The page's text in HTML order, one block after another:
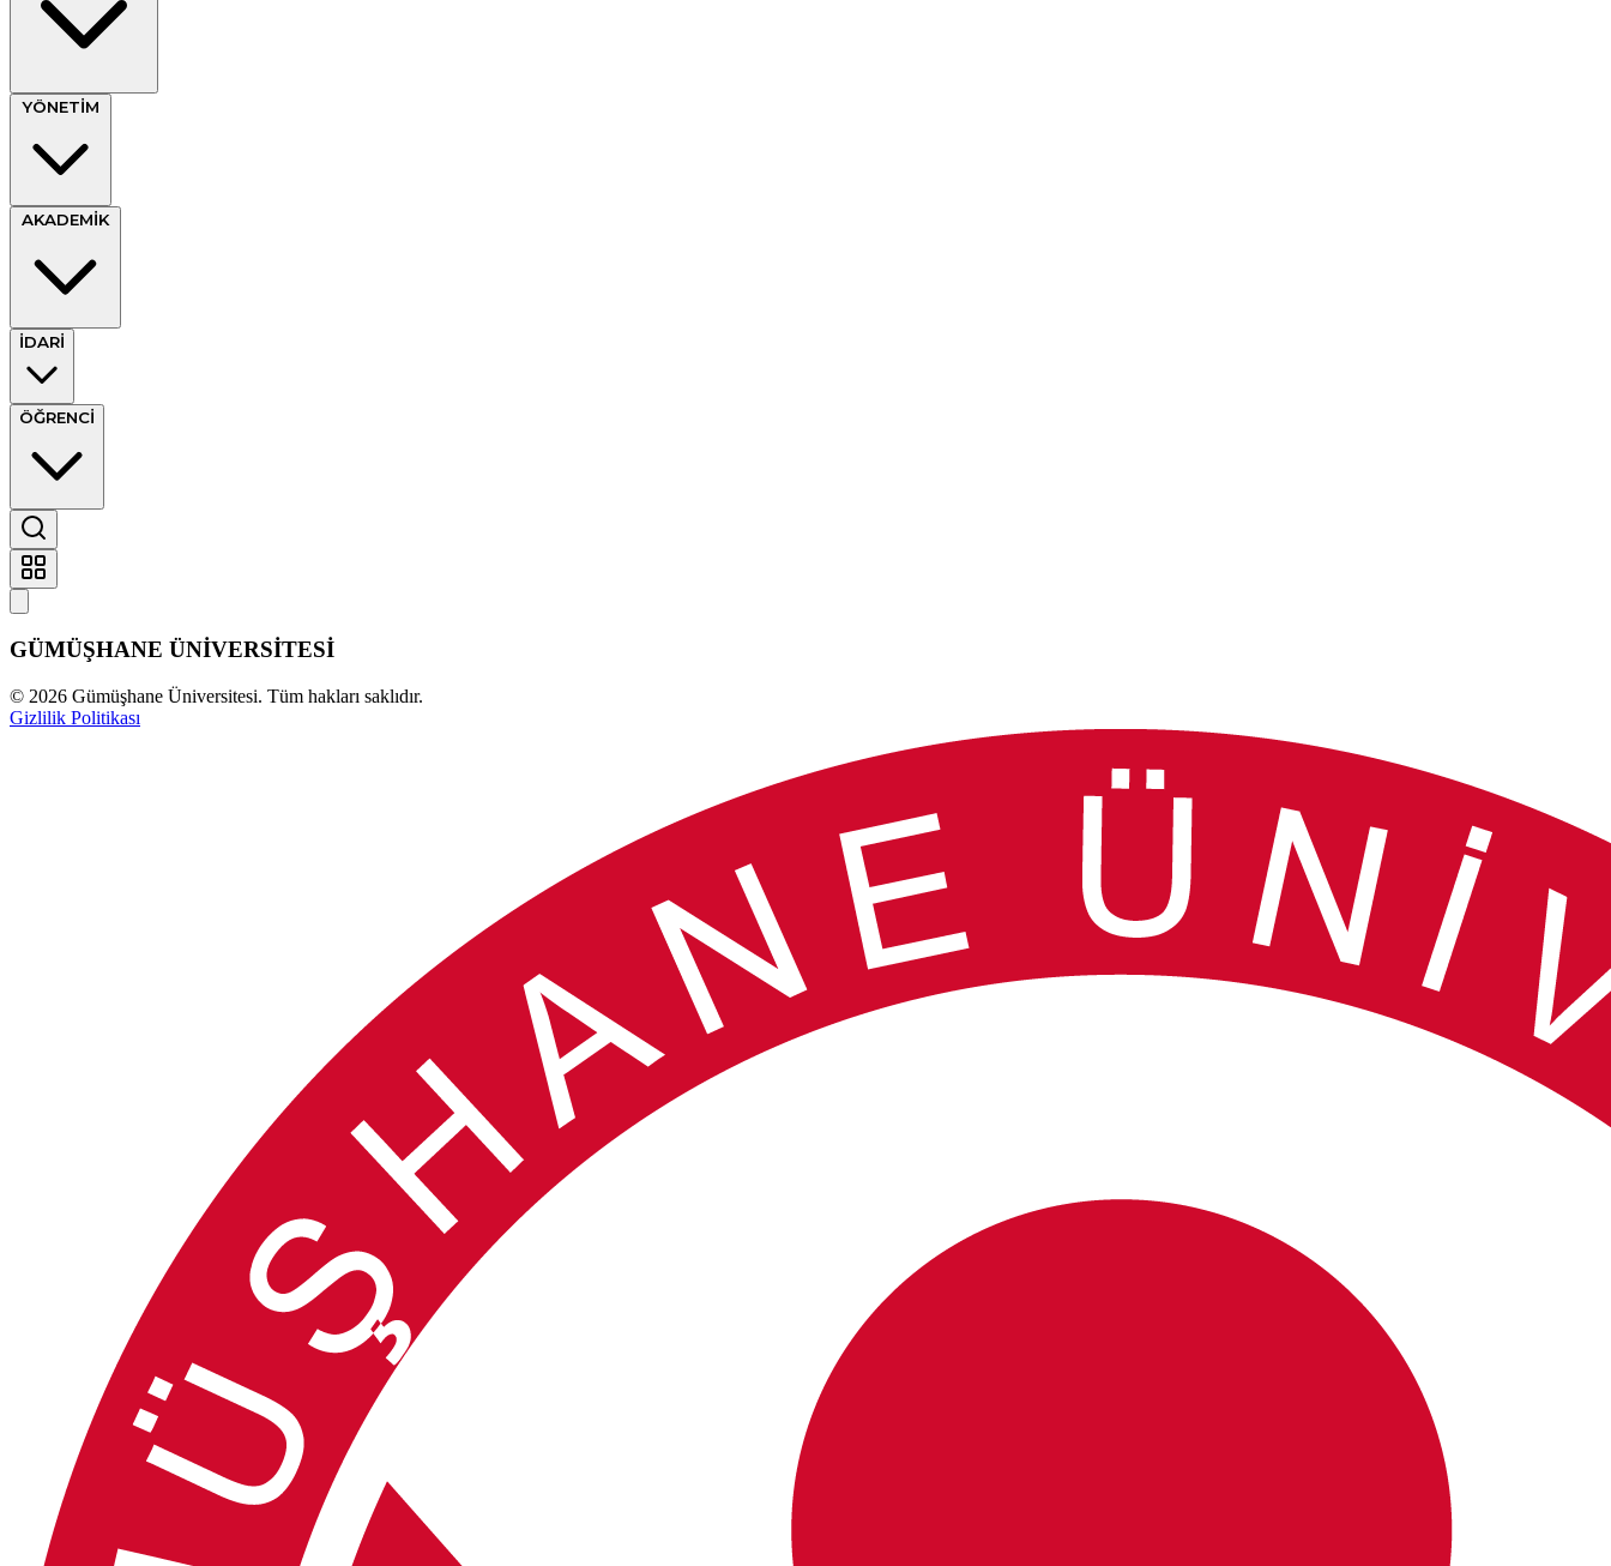
AKADEMİK
İDARİ
ÖĞRENCİ
GÜMÜŞHANE ÜNİVERSİTESİ
© 2026 Gümüşhane Üniversitesi. Tüm hakları saklıdır.
Gizlilik Politikası